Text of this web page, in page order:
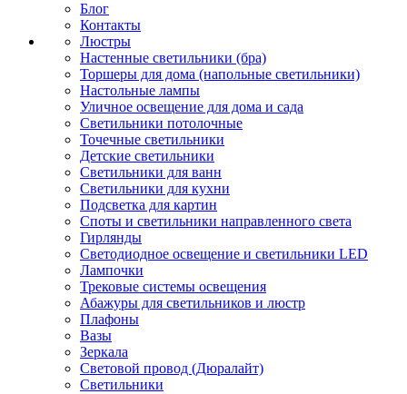
Блог
Контакты
Люстры
Настенные светильники (бра)
Торшеры для дома (напольные светильники)
Настольные лампы
Уличное освещение для дома и сада
Светильники потолочные
Точечные светильники
Детские светильники
Светильники для ванн
Светильники для кухни
Подсветка для картин
Споты и светильники направленного света
Гирлянды
Светодиодное освещение и светильники LED
Лампочки
Трековые системы освещения
Абажуры для светильников и люстр
Плафоны
Вазы
Зеркала
Световой провод (Дюралайт)
Светильники